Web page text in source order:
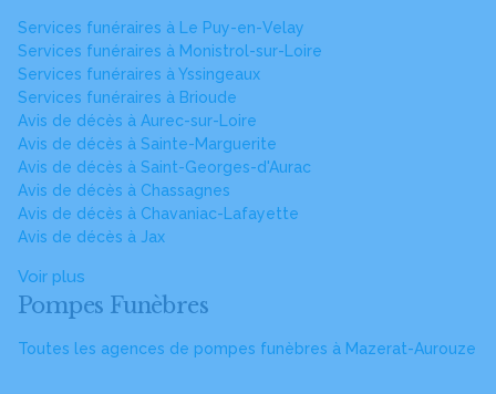
Services funéraires à Le Puy-en-Velay
Services funéraires à Monistrol-sur-Loire
Services funéraires à Yssingeaux
Services funéraires à Brioude
Avis de décès à Aurec-sur-Loire
Avis de décès à Sainte-Marguerite
Avis de décès à Saint-Georges-d'Aurac
Avis de décès à Chassagnes
Avis de décès à Chavaniac-Lafayette
Avis de décès à Jax
Voir plus
Pompes Funèbres
Toutes les agences de pompes funèbres à Mazerat-Aurouze